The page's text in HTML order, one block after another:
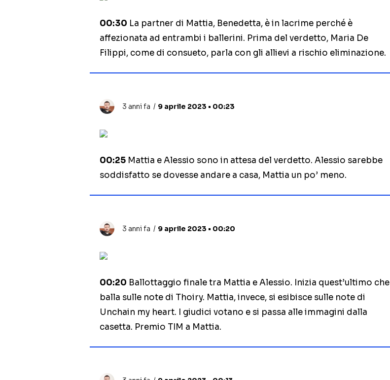
00:30 La partner di Mattia, Benedetta, è in lacrime perché è
affezionata ad entrambi i ballerini. Prima del verdetto, Maria De
Filippi, come di consueto, parla con gli allievi a rischio eliminazione.
3 anni fa 9 aprile 2023 • 00:23
00:25 Mattia e Alessio sono in attesa del verdetto. Alessio sarebbe
soddisfatto se dovesse andare a casa, Mattia un po’ meno.
3 anni fa 9 aprile 2023 • 00:20
00:20 Ballottaggio finale tra Mattia e Alessio. Inizia quest’ultimo che
balla sulle note di Thoiry. Mattia, invece, si esibisce sulle note di
Unchain my heart. I giudici votano e si passa alle immagini dalla
casetta. Premio TIM a Mattia.